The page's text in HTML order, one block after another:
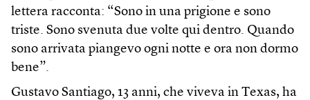
lettera racconta: “Sono in una prigione e sono
triste. Sono svenuta due volte qui dentro. Quando
sono arrivata piangevo ogni notte e ora non dormo
bene”.
Gustavo Santiago, 13 anni, che viveva in Texas, ha